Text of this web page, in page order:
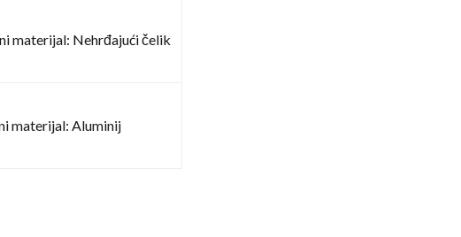
materijal: Nehrđajući čelik
materijal: Aluminij